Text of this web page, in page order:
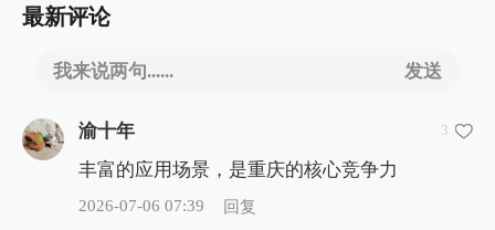
最新评论
我来说两句...... 发送
渝十年 3
丰富的应用场景，是重庆的核心竞争力
2026-07-06 07:39 回复